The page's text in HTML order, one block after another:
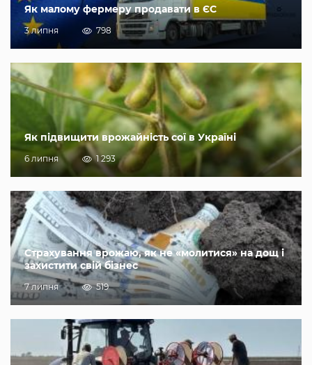
Як малому фермеру продавати в ЄС
3 липня 798
Як підвищити врожайність сої в Україні
6 липня 1 293
Страхування врожаю, як не «молитися» на дощ і
захистити свій бізнес
7 липня 519